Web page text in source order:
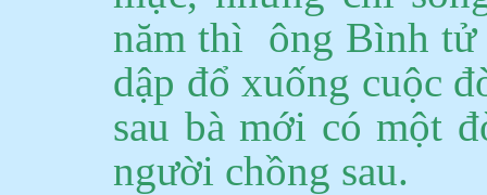
nămthì ông Bình tử
dập đổ xuống cuộc
sau bà mới có một
người chồng sau.